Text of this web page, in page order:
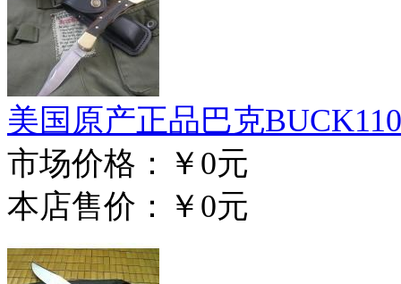
美国原产正品巴克
市场价格： ￥0元
本店售价： ￥0元